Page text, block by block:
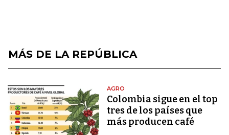
MÁS DE LA REPÚBLICA
AGRO
Colombia sigue en el top
tres de los países que
más producen café